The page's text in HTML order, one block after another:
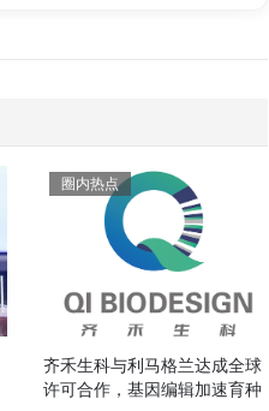
圈内热点
齐禾生科与利马格兰达成全球
许可合作，基因编辑加速育种